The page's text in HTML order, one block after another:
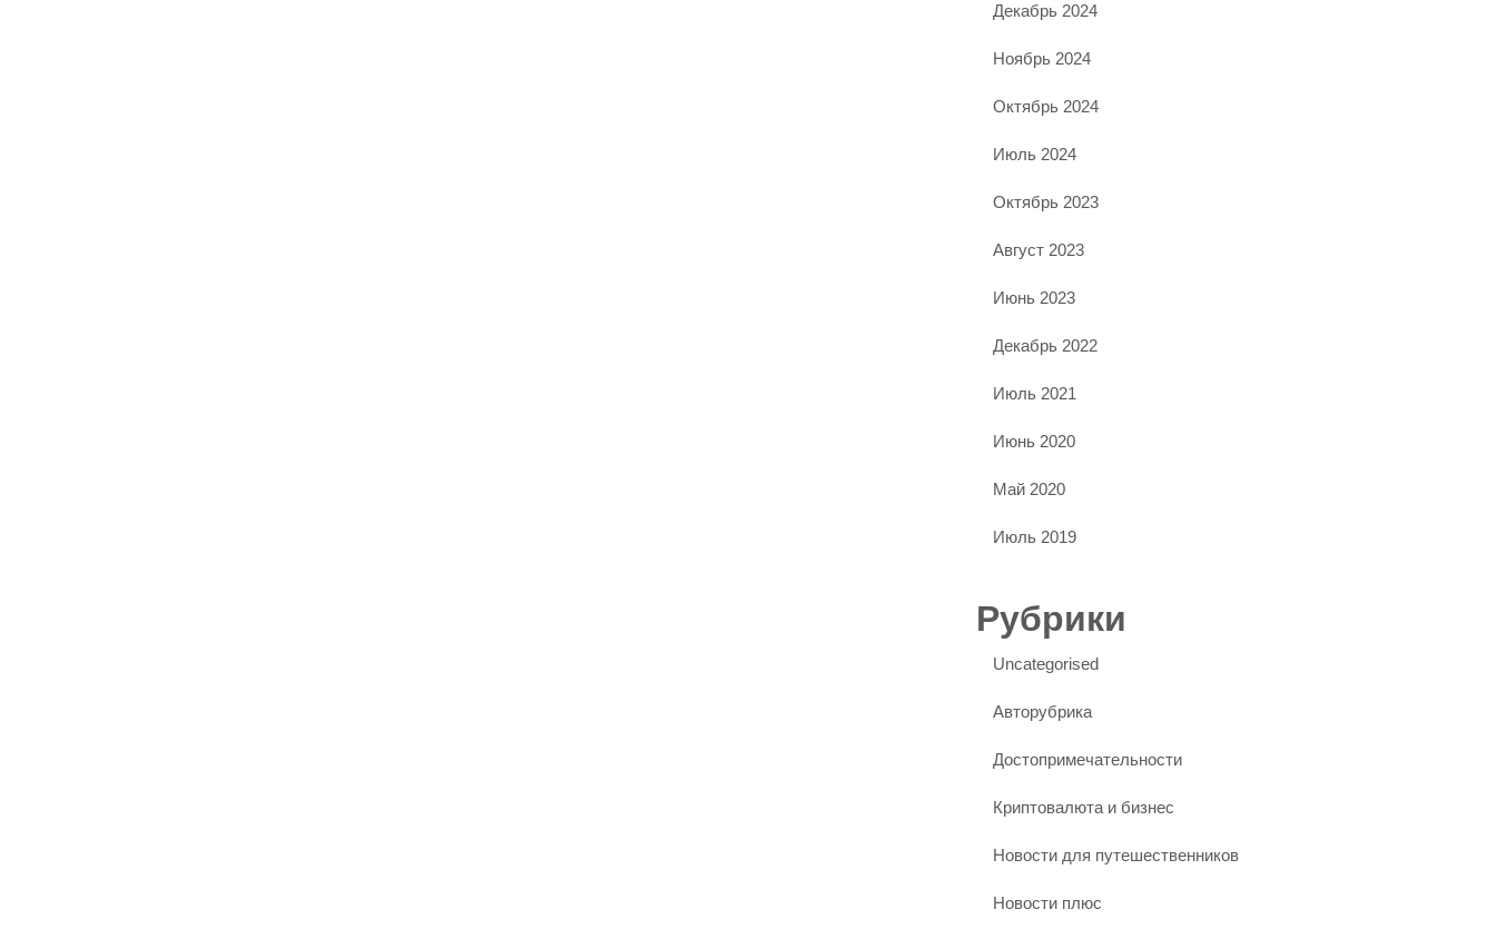
Декабрь 2024
Ноябрь 2024
Октябрь 2024
Июль 2024
Октябрь 2023
Август 2023
Июнь 2023
Декабрь 2022
Июль 2021
Июнь 2020
Май 2020
Июль 2019
Рубрики
Uncategorised
Авторубрика
Достопримечательности
Криптовалюта и бизнес
Новости для путешественников
Новости плюс